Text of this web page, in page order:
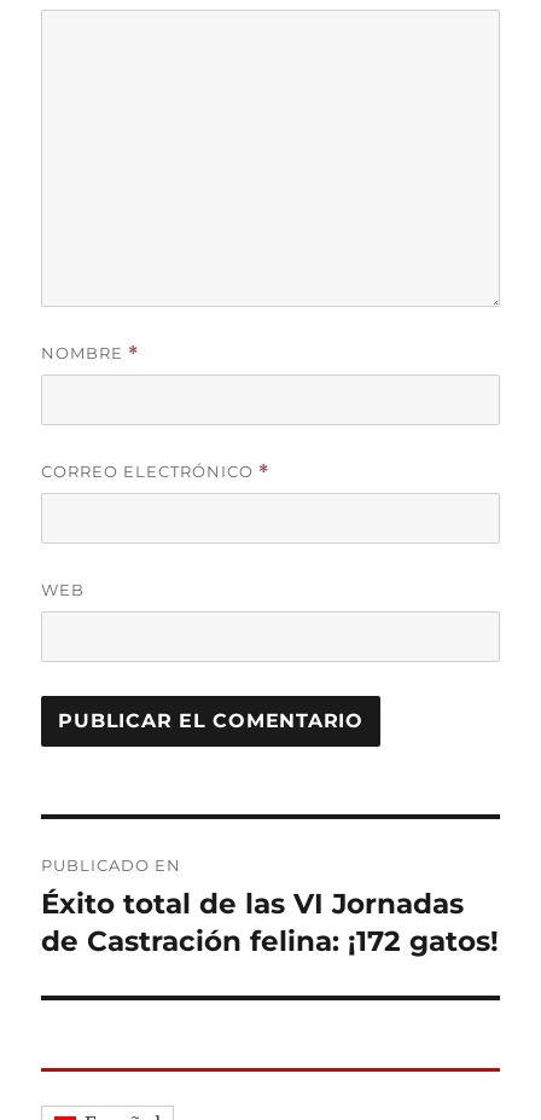
NOMBRE *
CORREO ELECTRÓNICO *
WEB
de
entradas
PUBLICADO EN
Éxito total de las VI Jornadas
de Castración felina: ¡172 gatos!